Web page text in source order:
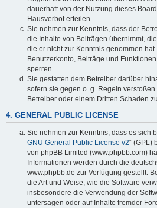
dauerhaft von der Nutzung dieses
Hausverbot erteilen.
Sie nehmen zur Kenntnis, dass der
die Inhalte von Beiträgen übernimmt,
die er nicht zur Kenntnis genommen
Benutzerkonto, Beiträge und
sperren.
Sie gestatten dem Betreiber darüber
sofern sie gegen o. g. Regeln
Betreiber oder einem Dritten Schaden
4. GENERAL PUBLIC LICENSE
Sie nehmen zur Kenntnis, dass es sich
GNU General Public License v2“ (GPL)
von phpBB Limited (www.phpbb.com)
Informationen werden durch die
www.phpbb.de zur Verfügung gestellt.
die Art und Weise, wie die Software
insbesondere die Verwendung der
untersagen oder auf Inhalte fremder